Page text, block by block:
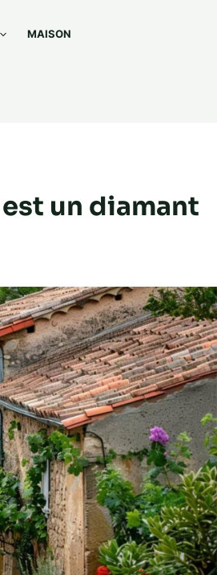
MAISON
un diamant